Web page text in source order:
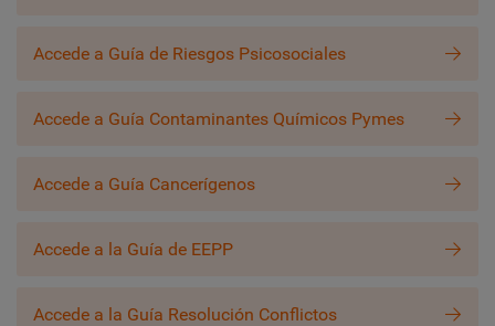
Accede a Guía de Riesgos Psicosociales
Accede a Guía Contaminantes Químicos Pymes
Accede a Guía Cancerígenos
Accede a la Guía de EEPP
Accede a la Guía Resolución Conflictos